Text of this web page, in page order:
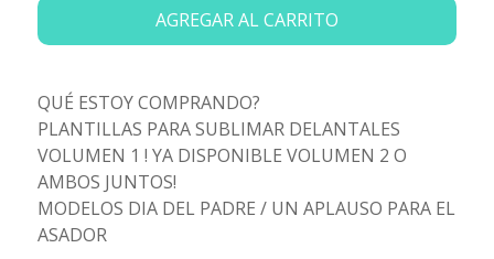
AGREGAR AL CARRITO
QUÉ ESTOY COMPRANDO?
PLANTILLAS PARA SUBLIMAR DELANTALES
VOLUMEN 1 ! YA DISPONIBLE VOLUMEN 2 O
AMBOS JUNTOS!
MODELOS DIA DEL PADRE / UN APLAUSO PARA EL
ASADOR